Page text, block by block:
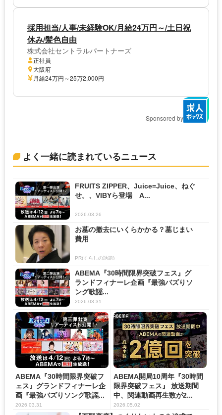
採用担当/人事/未経験OK/月給24万円～/土日祝
休み/髪色自由
株式会社セントラルパートナーズ
正社員
大阪府
月給24万円～25万2,000円
Sponsored by
よく一緒に読まれているニュース
FRUITS ZIPPER、Juice=Juice、ねぐ
せ。、VIBYら登場 A...
2026.03.26
お墓の撤去にいくらかかる？墓じまい
費用
PR(くらしの話題)
ABEMA『30時間限界突破フェス』グ
ランドフィナーレ企画『最強バズりソ
ング歌謡...
2026.03.31
ABEMA『30時間限界突破フ
ェス』グランドフィナーレ企
画『最強バズりソング歌謡...
2026.03.31
ABEMA開局10周年『30時間
限界突破フェス』 放送期間
中、関連動画再生数が2...
2026.05.02